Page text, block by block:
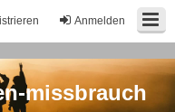
Anmelden
missbrauch